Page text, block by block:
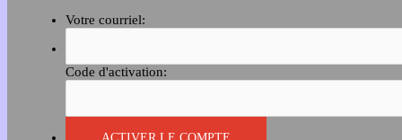
Votre courriel:
Code d'activation: